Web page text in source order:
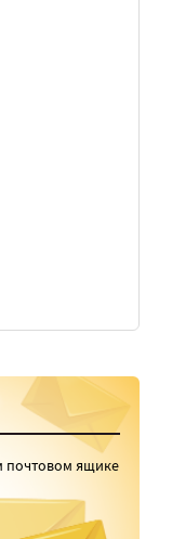
почтовом ящике